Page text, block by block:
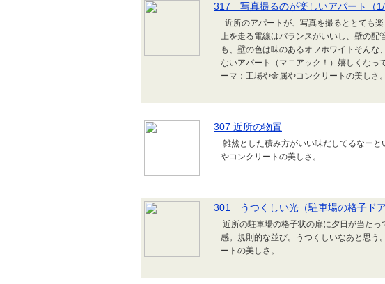
317 写真撮るのが楽しいアパート（1/
近所のアパートが、写真を撮るととても
上を走る電線はバランスがいいし、壁の配
も、壁の色は味のあるオフホワイトそんな
ないアパート（マニアック！）嬉しくなっ
ーマ：工場や金属やコンクリートの美しさ。
307 近所の物置
雑然とした積み方がいい味だしてるなー
やコンクリートの美しさ。
301 うつくしい光（駐車場の格子ドア
近所の駐車場の格子状の扉に夕日が当た
感。規則的な並び。うつくしいなあと思う
ートの美しさ。